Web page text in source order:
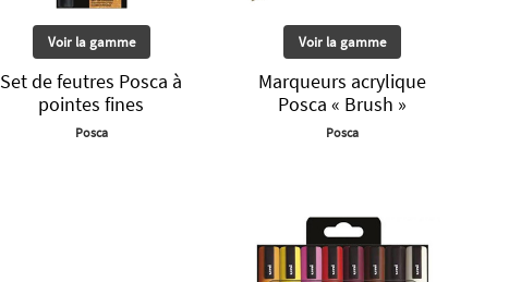
Voir la gamme
Set de feutres Posca à
pointes fines
Posca
Voir la gamme
Marqueurs acrylique
Posca « Brush »
Posca